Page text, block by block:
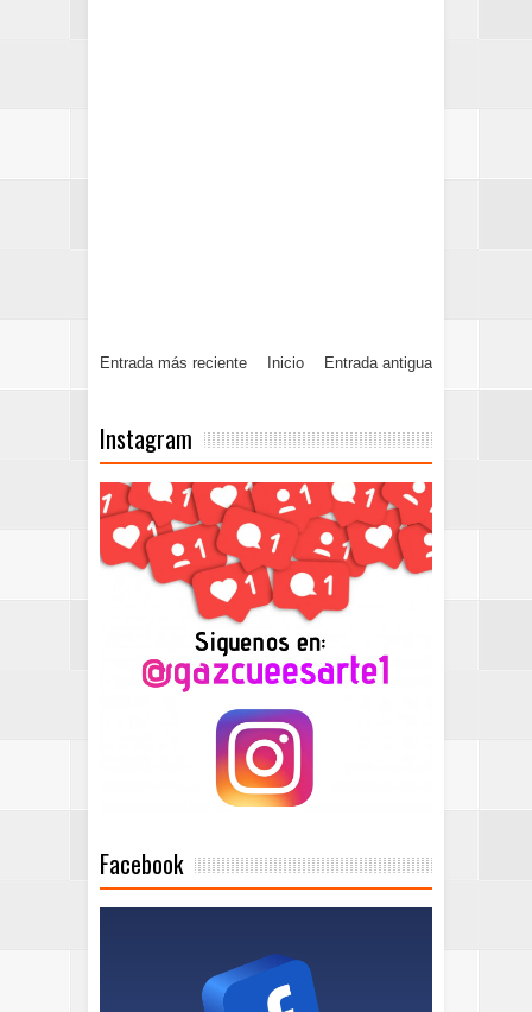
Entrada más reciente Entrada antigua
Inicio
Instagram
Facebook